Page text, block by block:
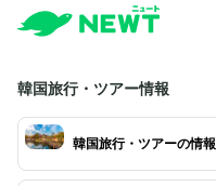
韓国旅行・ツアー情報
韓国旅行・ツアーの情報